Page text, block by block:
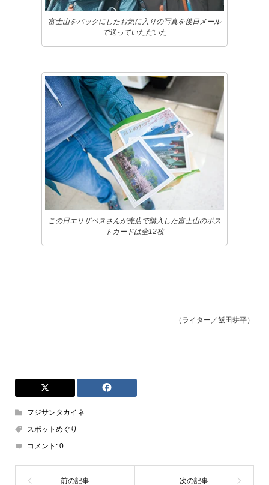
富士山をバックにしたお気に入りの写真を後日メール
で送っていただいた
この日エリザベスさんが売店で購入した富士山のポス
トカードは全12枚
（ライター／飯田耕平）
フジサンタカイネ
スポットめぐり
コメント: 0